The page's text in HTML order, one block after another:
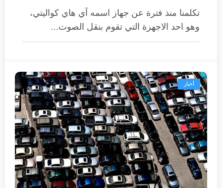
تكلمنا منذ فترة عن جهاز اسمه آي هاي كواليتي،
وهو احد الاجهزة التي تقوم بنقل الصوت…
أخبار